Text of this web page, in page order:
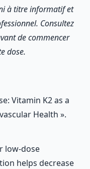
à titre informatif et
Consultez
de commencer
dose.
Vitamin K2 as a
Health ».
low-dose
helps decrease